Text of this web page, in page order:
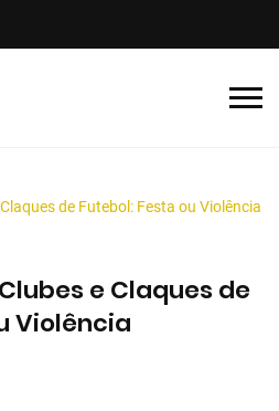
de Futebol: Festa ou Violência
e Claques de
Violência